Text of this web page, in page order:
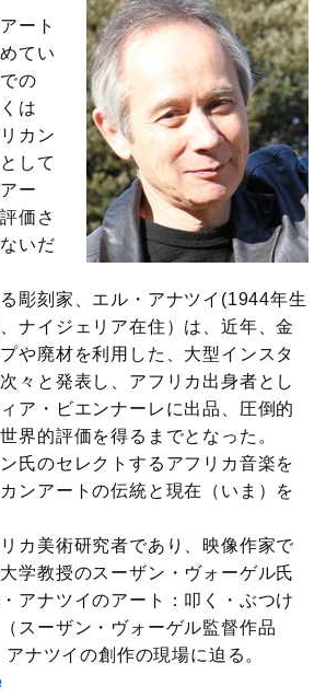
ート
てい
の
は
カン
して
ー
価さ
いだ
彫刻家、エル・アナツイ(1944年生
ナイジェリア在住）は、近年、金
や廃材を利用した、大型インスタ
々と発表し、アフリカ出身者とし
ア・ビエンナーレに出品、圧倒的
界的評価を得るまでとなった。
氏のセレクトするアフリカ音楽を
ンアートの伝統と現在（いま）を
カ美術研究者であり、映像作家で
学教授のスーザン・ヴォーゲル氏
アナツイのアート：叩く・ぶつけ
スーザン・ヴォーゲル監督作品
ナツイの創作の現場に迫る。